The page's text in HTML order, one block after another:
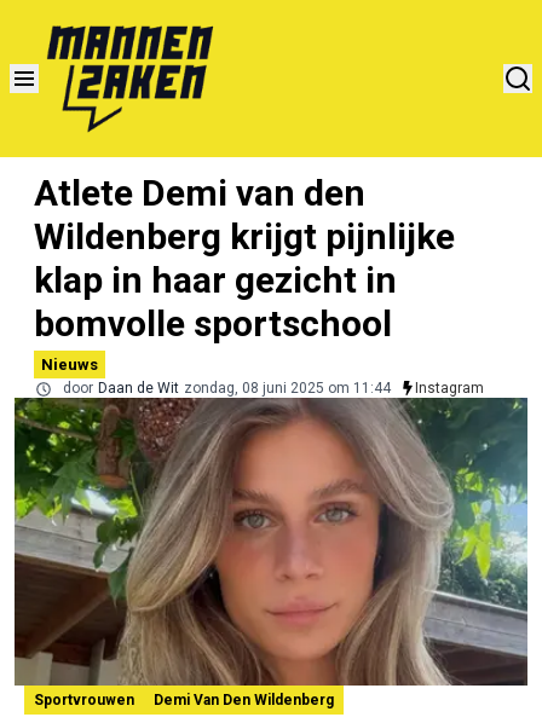
Atlete Demi van den
Wildenberg krijgt pijnlijke
klap in haar gezicht in
bomvolle sportschool
Nieuws
door Daan de Wit zondag, 08 juni 2025 om 11:44 Instagram
Sportvrouwen Demi Van Den Wildenberg